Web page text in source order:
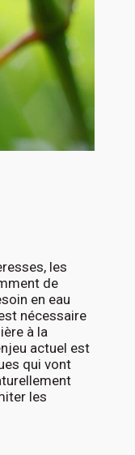
les
de
en eau
nécessaire
à la
actuel est
qui vont
les